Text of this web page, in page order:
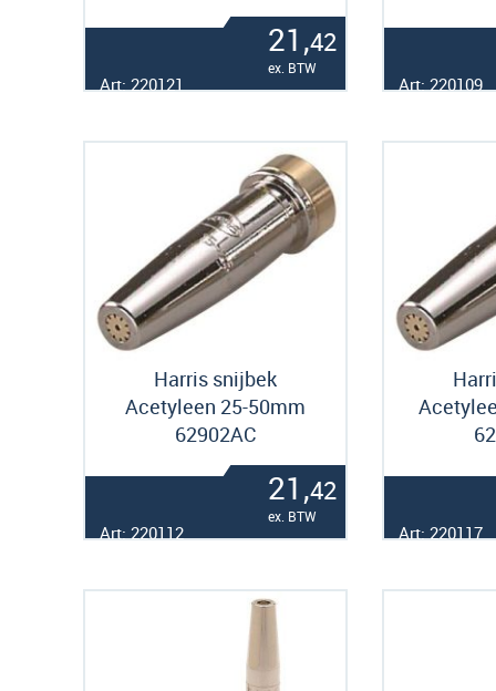
21,42
ex. BTW
Art: 220121 Art: 220109
Harris snijbek
Acetyleen 25-50mm
62902AC
21,42
ex. BTW
Art: 220112 Art: 220117